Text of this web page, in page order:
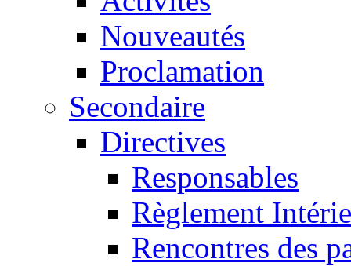
Nouveautés
Proclamation
Secondaire
Directives
Responsables
Règlement
Rencontres des